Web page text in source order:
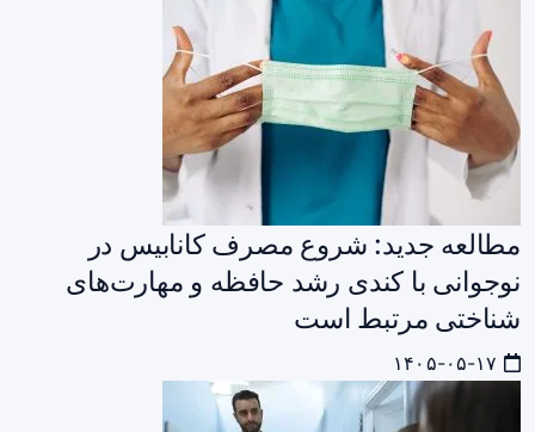
مطالعه جدید: شروع مصرف کانابیس در
نوجوانی با کندی رشد حافظه و مهارت‌های
شناختی مرتبط است